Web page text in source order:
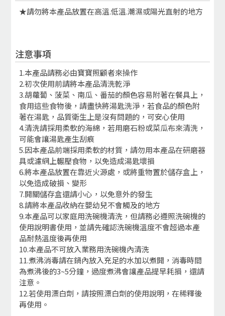
★請勿將本產品放置在高溫.低溫.潮濕或陽光直射的地方
注意事項
1.本產品請務必由寶寶照顧者來操作
2.初次使用前請將本產品清洗乾淨
3.胡蘿蔔、菠菜、南瓜、番茄的顏色容易附著在餐具上，
食用這些食物後，請盡快將湯匙洗淨，若食品的顏色附
著在湯匙，品質衛生上是沒有問題的，可安心使用
4.清洗請採用柔軟的海綿，若用磨石粉或菜瓜布來清洗，
可能會讓湯匙產生刮痕
5.因本產品前端採用柔軟的材質，請勿用本產品在研磨器
具或濾網上輾壓食物，以免造成湯匙壞損
6.將本產品放置在靠近火源處，或將重物置於儲存盒上，
以免造成破損、變形
7.開關儲存盒還請小心，以免意外的發生
8.請將本產品收納在嬰幼兒不會觸及的地方
9.本產品可以家庭用洗碗機清洗，但請務必遵照洗碗機的
使用說明書使用，並請先確認洗碗機溫度不會超過本產
品耐熱溫度後再使用
10.本產品不可放入業務用洗碗機內清洗
11.煮沸消毒請在鍋內放入充足的水加以煮開，消毒時間
為煮沸後的3~5分鐘，過度煮沸會讓產品提早耗損，還請
注意。
12.若使用漂白劑，請按照漂白劑的使用說明，在稀釋後
再使用。